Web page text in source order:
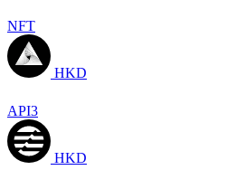
NFT
HKD
API3
HKD